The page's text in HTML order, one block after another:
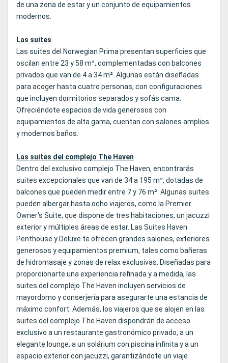
de una zona de estar y un conjunto de equipamientos
modernos.
Las suites
Las suites del Norwegian Prima presentan superficies que
oscilan entre 23 y 58 m², complementadas con balcones
privados que van de 4 a 34 m². Algunas están diseñadas
para acoger hasta cuatro personas, con configuraciones
que incluyen dormitorios separados y sofás cama.
Ofreciéndote espacios de vida generosos con
equipamientos de alta gama, cuentan con salones amplios
y modernos baños.
Las suites del complejo The Haven
Dentro del exclusivo complejo The Haven, encontrarás
suites excepcionales que van de 34 a 195 m², dotadas de
balcones que pueden medir entre 7 y 76 m². Algunas suites
pueden albergar hasta ocho viajeros, como la Premier
Owner's Suite, que dispone de tres habitaciones, un jacuzzi
exterior y múltiples áreas de estar. Las Suites Haven
Penthouse y Deluxe te ofrecen grandes salones, exteriores
generosos y equipamientos premium, tales como bañeras
de hidromasaje y zonas de relax exclusivas. Diseñadas para
proporcionarte una experiencia refinada y a medida, las
suites del complejo The Haven incluyen servicios de
mayordomo y conserjería para asegurarte una estancia de
máximo confort. Además, los viajeros que se alojen en las
suites del complejo The Haven dispondrán de acceso
exclusivo a un restaurante gastronómico privado, a un
elegante lounge, a un solárium con piscina infinita y a un
espacio exterior con jacuzzi, garantizándote un viaje